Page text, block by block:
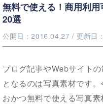
無料で使える！商用利
20選
公開日：2016.04.27 / 更新日
ブログ記事やWebサイト
となるのは写真素材です
おかつ無料で使える写真